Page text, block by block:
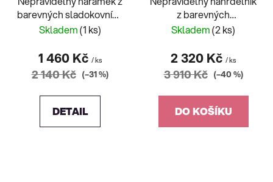
barevných sladokovních
perel se stříbrnou
Skladem(1 ks)
1 460 Kč / ks
2 140 Kč (–31 %)
DETAIL
z barevných
sladokovních perel se
Skladem(2 ks)
2 320 Kč / ks
3 910 Kč (–40 %)
DO KOŠÍKU